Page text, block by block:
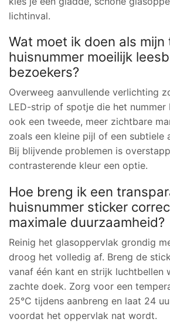
lichtinval.
Wat moet ik doen als
huisnummer moeilijk
bezoekers?
Overweeg aanvullende verlichting
LED-strip of spotje die het nummer
ook een tweede, meer zichtbare
zoals een kleine pijl of een subtiele
Bij blijvende problemen is
contrasterende kleur een optie.
Hoe breng ik een
huisnummer sticker
maximale duurzaamheid?
Reinig het glasoppervlak grondig
droog het volledig af. Breng de
vanaf één kant en strijk luchtbellen
zachte doek. Zorg voor een
25°C tijdens aanbreng en laat 24
voordat het oppervlak nat wordt.